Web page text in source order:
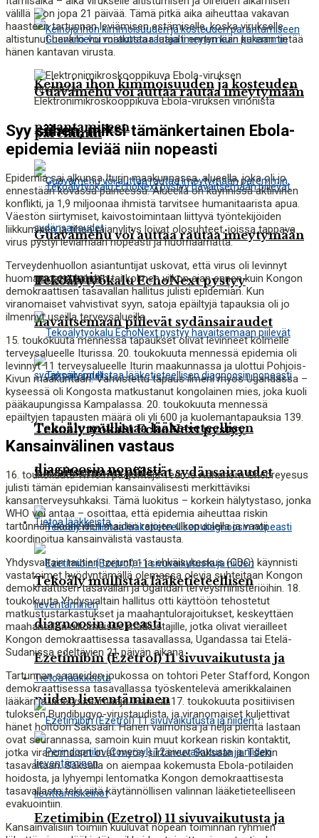
Guavamehu voi auttaa rautaa imeytymään
paremmin
Tekoälytyökalu EchoNext pystyy
havaitsemaan piilevät sydänsairaudet
Tekoäly mullistaa lääketieteellisen
diagnoosin nopeasti
Tietoa lääkkeistä
Ezetimibin (Ezetrol) 11 sivuvaikutusta ja
niiden lieventäminen
Keinoja ihon kimmoisuuden ja kosteuden
parantamiseen
Guavamehu voi auttaa rautaa imeytymään
paremmin
Tekoälytyökalu EchoNext pystyy
havaitsemaan piilevät sydänsairaudet
Tekoäly mullistaa lääketieteellisen
diagnoosin nopeasti
Tietoa lääkkeistä
Ezetimibin (Ezetrol) 11 sivuvaikutusta ja
välillä – on jopa 21 päivää. Tämä pitkä aika aiheuttaa vakavan
haasteen tartunnan leviämisen estämiselle, koska virukselle
altistunut henkilö voi matkustaa laajalti ennen kuin kukaan tietää
hänen kantavan virusta.
Elektronimikroskooppikuva Ebola-viruksen virionista
Syy siihen, miksi tämänkertainen Ebola-
epidemia leviää niin nopeasti
Epidemia sai alkunsa Iturin maakunnassa, alueella, joka oli jo
ennestään kovassa paineessa. Alueella on käynnissä aktiivinen
konflikti, ja 1,9 miljoonaa ihmistä tarvitsee humanitaarista apua.
Väestön siirtymiset, kaivostoimintaan liittyvä työntekijöiden
liikkuminen ja tiheä rajanylitys loivat olosuhteet, joissa tappava
virus pystyi leviämään nopeasti ja huomaamatta.
Terveydenhuollon asiantuntijat uskovat, että virus oli levinnyt
huomaamatta kahden tai kolmen viikon ajan ennen kuin Kongon
demokraattisen tasavallan hallitus julisti epidemian. Kun
viranomaiset vahvistivat syyn, satoja epäiltyjä tapauksia oli jo
ilmennyt useilla terveysalueilla.
15. toukokuuta mennessä tapaukset olivat levinneet kolmelle
terveysalueelle Iturissa. 20. toukokuuta mennessä epidemia oli
levinnyt 11 terveysalueelle Iturin maakunnassa ja ulottui Pohjois-
Kivun maakuntaan. Vahvistettu tapaus ilmeni myös Ugandassa –
kyseessä oli Kongosta matkustanut kongolainen mies, joka kuoli
pääkaupungissa Kampalassa. 20. toukokuuta mennessä
epäiltyjen tapausten määrä oli yli 600 ja kuolemantapauksia 139.
Kansainvälinen vastaus
16. toukokuuta WHO:n pääjohtaja Tedros Adhanom Ghebreyesus
julisti tämän epidemian kansainvälisesti merkittäviksi
kansanterveysuhkaksi. Tämä luokitus – korkein hälytystaso, jonka
WHO voi antaa – osoittaa, että epidemia aiheuttaa riskin
tartunnan saaneiden maiden rajojen ulkopuolella ja vaatii
koordinoitua kansainvälistä vastausta.
Yhdysvaltain tautien torjunta- ja ehkäisykeskus (CDC) käynnisti
vastatoimet hyödyntämällä olemassa olevia suhteitaan Kongon
demokraattisen tasavallan ja Ugandan terveysministeriöihin. 18.
toukokuuta Yhdysvaltain hallitus otti käyttöön tehostetut
matkustustarkastukset ja maahantulorajoitukset, keskeyttäen
maahantulon ulkomaisille matkustajille, jotka olivat vierailleet
Kongon demokraattisessa tasavallassa, Ugandassa tai Etelä-
Sudanissa edeltävien 21 päivän aikana.
Tartunnan saaneiden joukossa on tohtori Peter Stafford, Kongon
demokraattisessa tasavallassa työskentelevä amerikkalainen
lääkäri ja lähetyssaarnaaja. Hän sai 17. toukokuuta positiivisen
tuloksen Bundibugyo-virustaudista, ja viranomaiset kuljettivat
hänet hoitoon Saksaan. Hänen vaimonsa ja neljä pientä lastaan
ovat seurannassa, samoin kuin muut korkean riskin kontaktit,
jotka viranomaiset ovat myös siirtäneet Saksaan ja Tšekin
tasavaltaan. Saksalla on aiempaa kokemusta Ebola-potilaiden
hoidosta, ja lyhyempi lentomatka Kongon demokraattisesta
tasavallasta teki siitä käytännöllisen valinnan lääketieteelliseen
evakuointiin.
Kansainvälisiin toimiin kuuluvat nopean toiminnan ryhmien